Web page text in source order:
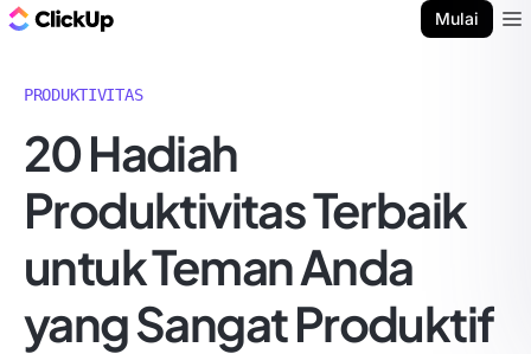
Mulai
PRODUKTIVITAS
20 Hadiah
Produktivitas Terbaik
untuk Teman Anda
yang Sangat Produktif